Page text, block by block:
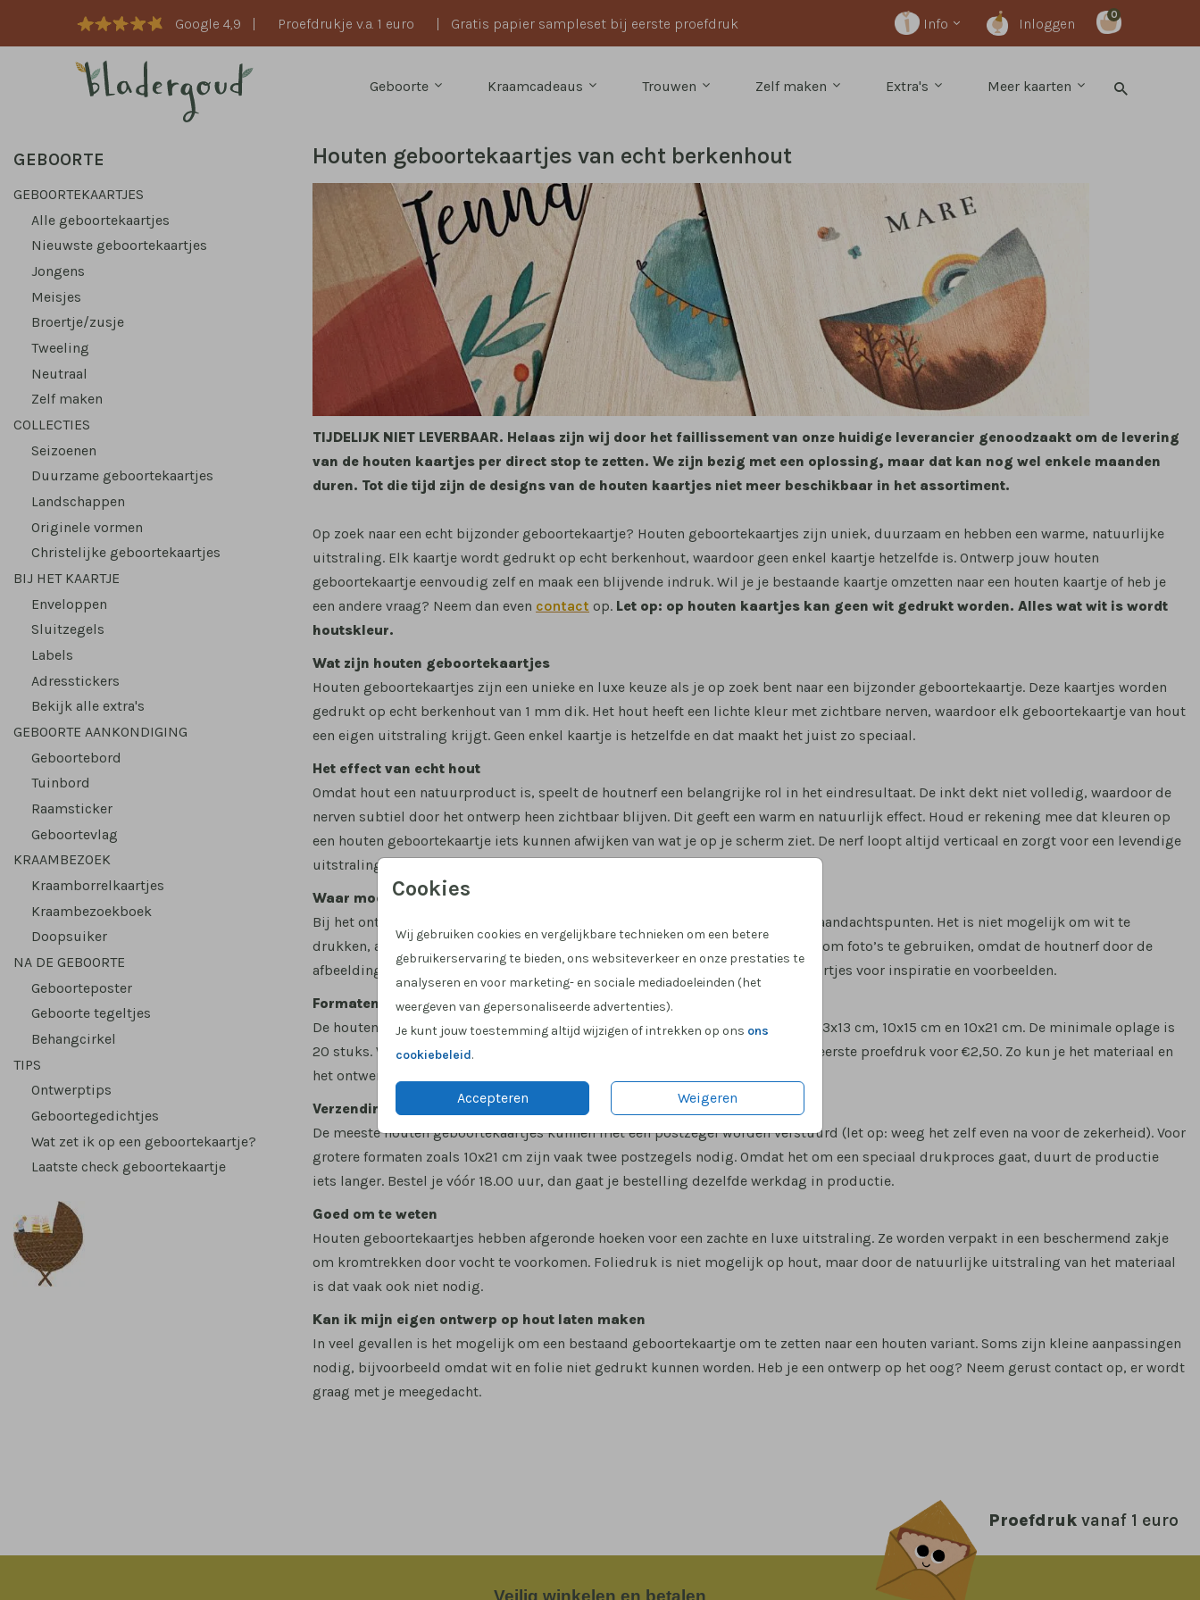
Google 4,9 | Proefdrukje v.a. 1 euro | Gratis papier sampleset bij eerste proefdruk Info Inloggen
0
Geboorte Kraamcadeaus Trouwen Zelf maken Extra's Meer kaarten
Cookies
Wij gebruiken cookies en vergelijkbare technieken om een betere
gebruikerservaring te bieden, ons websiteverkeer en onze prestaties te
analyseren en voor marketing- en sociale mediadoeleinden (het
weergeven van gepersonaliseerde advertenties).
Je kunt jouw toestemming altijd wijzigen of intrekken op ons ons
cookiebeleid.
Accepteren Weigeren
GEBOORTE
GEBOORTEKAARTJES
Alle geboortekaartjes
Nieuwste geboortekaartjes
Jongens
Meisjes
Broertje/zusje
Tweeling
Neutraal
Zelf maken
COLLECTIES
Seizoenen
Duurzame geboortekaartjes
Landschappen
Originele vormen
Christelijke geboortekaartjes
BIJ HET KAARTJE
Enveloppen
Sluitzegels
Labels
Adresstickers
Bekijk alle extra's
GEBOORTE AANKONDIGING
Geboortebord
Tuinbord
Raamsticker
Geboortevlag
KRAAMBEZOEK
Kraamborrelkaartjes
Kraambezoekboek
Doopsuiker
NA DE GEBOORTE
Geboorteposter
Geboorte tegeltjes
Behangcirkel
TIPS
Ontwerptips
Geboortegedichtjes
Wat zet ik op een geboortekaartje?
Laatste check geboortekaartje
Houten geboortekaartjes van echt berkenhout
TIJDELIJK NIET LEVERBAAR. Helaas zijn wij door het faillissement van onze huidige leverancier genoodzaakt om de levering
van de houten kaartjes per direct stop te zetten. We zijn bezig met een oplossing, maar dat kan nog wel enkele maanden
duren. Tot die tijd zijn de designs van de houten kaartjes niet meer beschikbaar in het assortiment.
Op zoek naar een echt bijzonder geboortekaartje? Houten geboortekaartjes zijn uniek, duurzaam en hebben een warme, natuurlijke
uitstraling. Elk kaartje wordt gedrukt op echt berkenhout, waardoor geen enkel kaartje hetzelfde is. Ontwerp jouw houten
geboortekaartje eenvoudig zelf en maak een blijvende indruk. Wil je je bestaande kaartje omzetten naar een houten kaartje of heb je
een andere vraag? Neem dan even contact op. Let op: op houten kaartjes kan geen wit gedrukt worden. Alles wat wit is wordt
houtskleur.
Wat zijn houten geboortekaartjes
Houten geboortekaartjes zijn een unieke en luxe keuze als je op zoek bent naar een bijzonder geboortekaartje. Deze kaartjes worden
gedrukt op echt berkenhout van 1 mm dik. Het hout heeft een lichte kleur met zichtbare nerven, waardoor elk geboortekaartje van hout
een eigen uitstraling krijgt. Geen enkel kaartje is hetzelfde en dat maakt het juist zo speciaal.
Het effect van echt hout
Omdat hout een natuurproduct is, speelt de houtnerf een belangrijke rol in het eindresultaat. De inkt dekt niet volledig, waardoor de
nerven subtiel door het ontwerp heen zichtbaar blijven. Dit geeft een warm en natuurlijk effect. Houd er rekening mee dat kleuren op
een houten geboortekaartje iets kunnen afwijken van wat je op je scherm ziet. De nerf loopt altijd verticaal en zorgt voor een levendige
uitstraling.
Waar moet je op letten bij ontwerpen
Bij het ontwerpen van een houten geboortekaartje zijn er een paar belangrijke aandachtspunten. Het is niet mogelijk om wit te
drukken, alles wat wit is wordt de kleur van het hout. Ook wordt het afgeraden om foto’s te gebruiken, omdat de houtnerf door de
afbeelding heen zichtbaar blijft. Kijk gerust in de collectie houten geboortekaartjes voor inspiratie en voorbeelden.
Formaten en proefdruk
De houten geboortekaartjes zijn verkrijgbaar in verschillende formaten, zoals 13x13 cm, 10x15 cm en 10x21 cm. De minimale oplage is
20 stuks. Wil je eerst zien hoe jouw kaartje eruit komt te zien? Bestel dan een eerste proefdruk voor €2,50. Zo kun je het materiaal en
het ontwerp in het echt beoordelen.
Verzending en levertijd
De meeste houten geboortekaartjes kunnen met één postzegel worden verstuurd (let op: weeg het zelf even na voor de zekerheid). Voor
grotere formaten zoals 10x21 cm zijn vaak twee postzegels nodig. Omdat het om een speciaal drukproces gaat, duurt de productie
iets langer. Bestel je vóór 18.00 uur, dan gaat je bestelling dezelfde werkdag in productie.
Goed om te weten
Houten geboortekaartjes hebben afgeronde hoeken voor een zachte en luxe uitstraling. Ze worden verpakt in een beschermend zakje
om kromtrekken door vocht te voorkomen. Foliedruk is niet mogelijk op hout, maar door de natuurlijke uitstraling van het materiaal
is dat vaak ook niet nodig.
Kan ik mijn eigen ontwerp op hout laten maken
In veel gevallen is het mogelijk om een bestaand geboortekaartje om te zetten naar een houten variant. Soms zijn kleine aanpassingen
nodig, bijvoorbeeld omdat wit en folie niet gedrukt kunnen worden. Heb je een ontwerp op het oog? Neem gerust contact op, er wordt
graag met je meegedacht.
Veilig winkelen en betalen
Proefdruk vanaf 1 euro